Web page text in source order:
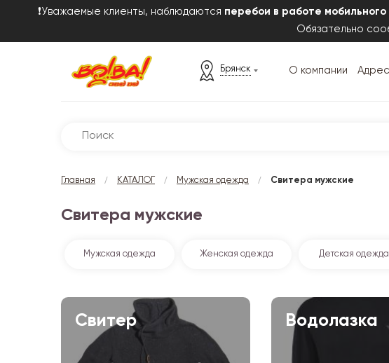
❗Уважаемые клиенты, наблюдаются перебои в работе
Обязательно
Брянск О компании
Главная / КАТАЛОГ / Мужская одежда / Свитера мужские
Свитера мужские
Мужская одежда Женская одежда Детская одежда
Свитер Водолазка